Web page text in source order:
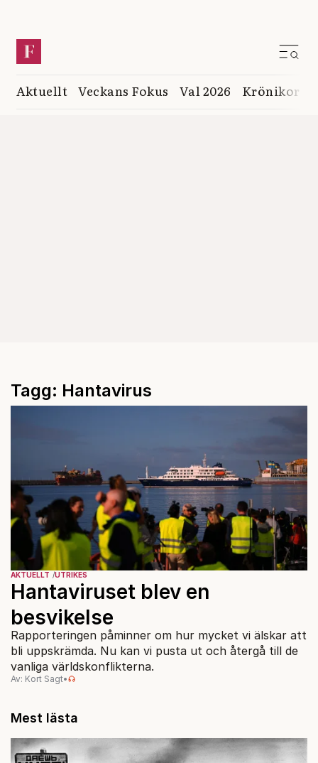
Aktuellt Veckans Fokus Val 2026 Krönikor
Tagg: Hantavirus
AKTUELLT UTRIKES
Hantaviruset blev en
besvikelse
Rapporteringen påminner om hur mycket vi älskar att
bli uppskrämda. Nu kan vi pusta ut och återgå till de
vanliga världskonflikterna.
Av: Kort Sagt•
Mest lästa